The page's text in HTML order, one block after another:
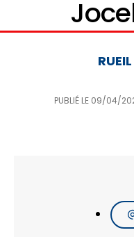
PUBLIÉ LE 09/04/